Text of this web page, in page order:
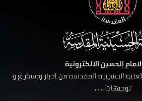
الحسين الالكترونية
الحسينية المقدسة من اخبار ومشاريع و
توجيهات ......